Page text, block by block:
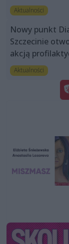
Aktualności
Nowy punkt
Szczecinie
akcją
Aktualności